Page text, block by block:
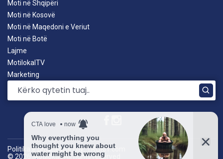
Moti në Shqipëri
Moti në Kosovë
Moti në Maqedoni e Veriut
Moti në Botë
Lajme
MotilokalTV
Marketing
© 2026 Motilokal. All rights reserved
Politika e privatësisë| by: TROKIT.com